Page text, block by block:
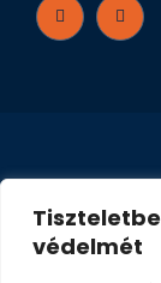
védelmét